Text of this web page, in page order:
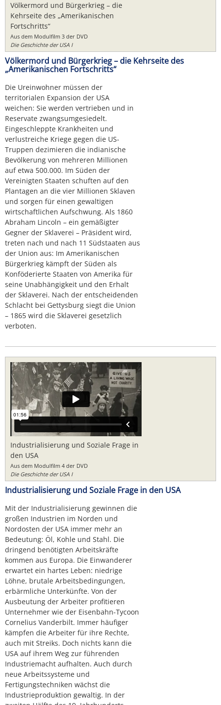
Völkermord und Bürgerkrieg – die
Kehrseite des „Amerikanischen
Fortschritts“
Aus dem Modulfilm 3 der DVD
Die Geschichte der USA I
Völkermord und Bürgerkrieg – die Kehrseite des
„Amerikanischen Fortschritts“
Die Ureinwohner müssen der
territorialen Expansion der USA
weichen: Sie werden vertrieben und in
Reservate zwangsumgesiedelt.
Eingeschleppte Krankheiten und
verlustreiche Kriege gegen die US-
Truppen dezimieren die indianische
Bevölkerung von mehreren Millionen
auf etwa 500.000. Im Süden der
Vereinigten Staaten schuften auf den
Plantagen an die vier Millionen Sklaven
und sorgen für einen gewaltigen
wirtschaftlichen Aufschwung. Als 1860
Abraham Lincoln – ein gemäßigter
Gegner der Sklaverei – Präsident wird,
treten nach und nach 11 Südstaaten aus
der Union aus: Im Amerikanischen
Bürgerkrieg kämpft der Süden als
Konföderierte Staaten von Amerika für
seine Unabhängigkeit und den Erhalt
der Sklaverei. Nach der entscheidenden
Schlacht bei Gettysburg siegt die Union
– 1865 wird die Sklaverei gesetzlich
verboten.
Industrialisierung und Soziale Frage in
den USA
Aus dem Modulfilm 4 der DVD
Die Geschichte der USA I
Industrialisierung und Soziale Frage in den USA
Mit der Industrialisierung gewinnen die
großen Industrien im Norden und
Nordosten der USA immer mehr an
Bedeutung: Öl, Kohle und Stahl. Die
dringend benötigten Arbeitskräfte
kommen aus Europa. Die Einwanderer
erwartet ein hartes Leben: niedrige
Löhne, brutale Arbeitsbedingungen,
erbärmliche Unterkünfte. Von der
Ausbeutung der Arbeiter profitieren
Unternehmer wie der Eisenbahn-Tycoon
Cornelius Vanderbilt. Immer häufiger
kämpfen die Arbeiter für ihre Rechte,
auch mit Streiks. Doch nichts kann die
USA auf ihrem Weg zur führenden
Industriemacht aufhalten. Auch durch
neue Arbeitssysteme und
Fertigungstechniken wächst die
Industrieproduktion gewaltig. In der